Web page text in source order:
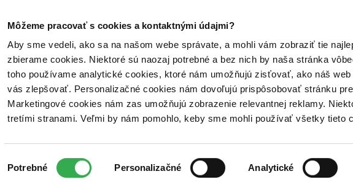
Môžeme pracovať s cookies a kontaktnými údajmi?
Aby sme vedeli, ako sa na našom webe správate, a mohli vám zobraziť tie
zbierame cookies. Niektoré sú naozaj potrebné a bez nich by naša stránka
toho používame analytické cookies, ktoré nám umožňujú zisťovať, ako náš web
vás zlepšovať. Personalizačné cookies nám dovoľujú prispôsobovať stránku
Marketingové cookies nám zas umožňujú zobrazenie relevantnej reklamy.
tretími stranami. Veľmi by nám pomohlo, keby sme mohli používať všetky tieto
súhlasu
Potrebné Personalizačné Analytické
Poukážky Kontakt